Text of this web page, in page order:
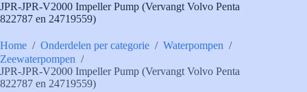
JPR-JPR-V2000 Impeller Pump (Vervangt Volvo Penta
822787 en 24719559)
Home / Onderdelen per categorie / Waterpompen /
Zeewaterpompen /
JPR-JPR-V2000 Impeller Pump (Vervangt Volvo Penta
822787 en 24719559)